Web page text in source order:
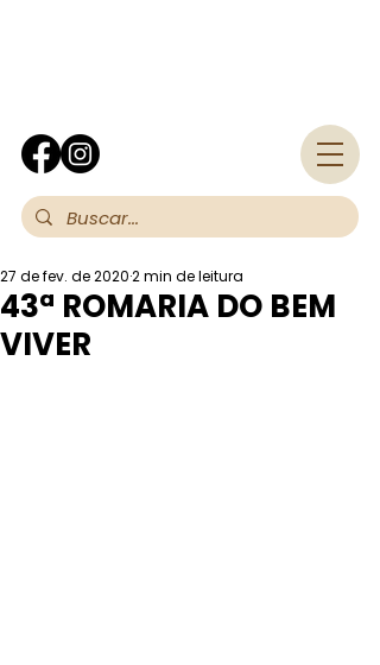
43ª ROMARIA DO BEM
VIVER
27 de fev. de 20202 min de leitura